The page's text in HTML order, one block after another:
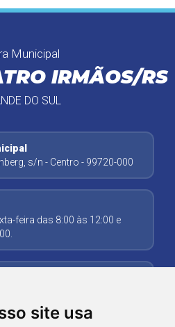
site usa
Municipal
IRMÃOS/RS
DO SUL
s/n - Centro - 99720-000
feira das 8:00 às 12:00 e